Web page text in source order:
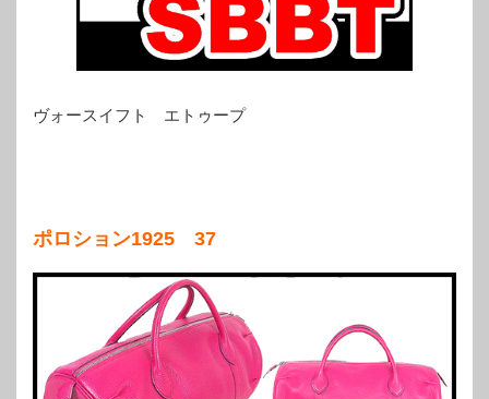
ヴォースイフト エトゥープ
ポロション1925 37